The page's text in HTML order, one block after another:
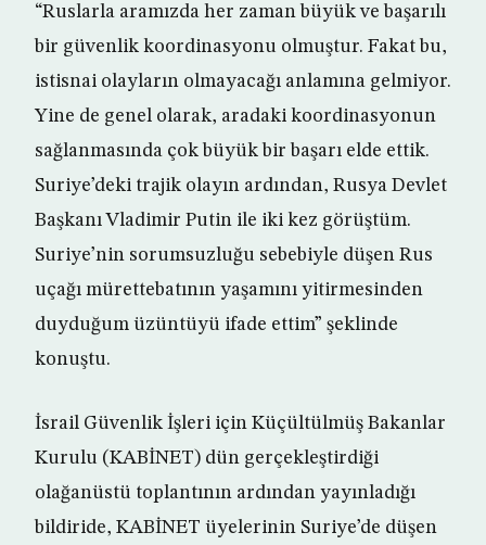
“Ruslarla aramızda her zaman büyük ve başarılı
bir güvenlik koordinasyonu olmuştur. Fakat bu,
istisnai olayların olmayacağı anlamına gelmiyor.
Yine de genel olarak, aradaki koordinasyonun
sağlanmasında çok büyük bir başarı elde ettik.
Suriye’deki trajik olayın ardından, Rusya Devlet
Başkanı Vladimir Putin ile iki kez görüştüm.
Suriye’nin sorumsuzluğu sebebiyle düşen Rus
uçağı mürettebatının yaşamını yitirmesinden
duyduğum üzüntüyü ifade ettim” şeklinde
konuştu.
İsrail Güvenlik İşleri için Küçültülmüş Bakanlar
Kurulu (KABİNET) dün gerçekleştirdiği
olağanüstü toplantının ardından yayınladığı
bildiride, KABİNET üyelerinin Suriye’de düşen